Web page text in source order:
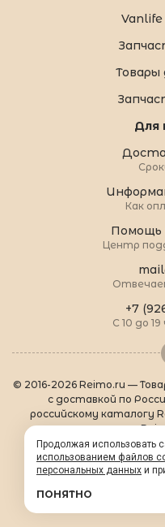
Товары
Для
Как
Помощь
Центр
+7
С 10 до
© 2016-2026 Reimo.ru —
с доставкой по
российскому каталогу
товарах
О Reimo
|
Продолжая использовать
использованием файлов
персональных данных и
ПОНЯТНО